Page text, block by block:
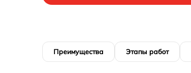
Преимущества Этапы работ